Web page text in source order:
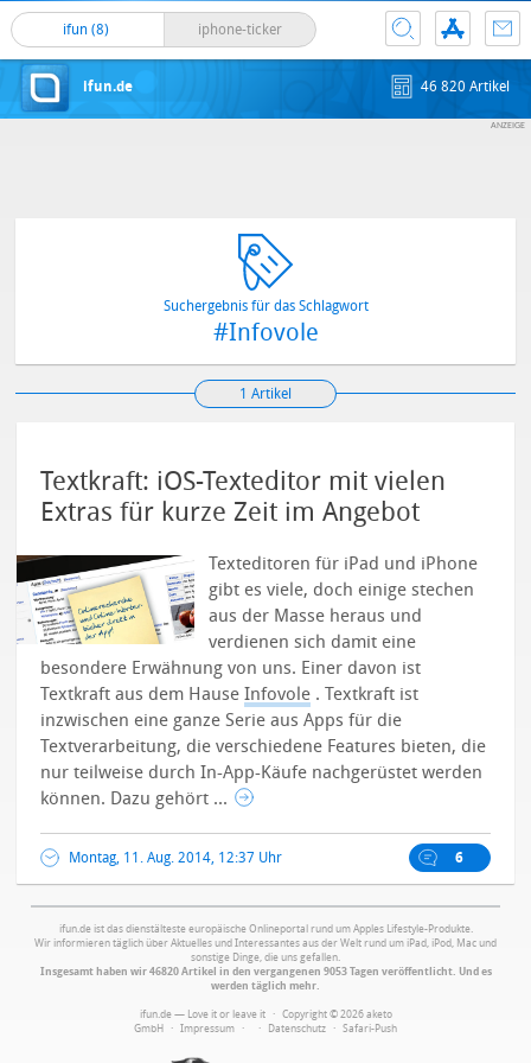
ifun (8) iphone-ticker
ifun.de 46 820 Artikel
Suchergebnis für das Schlagwort
#Infovole
1 Artikel
Textkraft: iOS-Texteditor mit vielen
Extras für kurze Zeit im Angebot
Texteditoren für iPad und iPhone
gibt es viele, doch einige stechen
aus der Masse heraus und
verdienen sich damit eine
besondere Erwähnung von uns. Einer davon ist
Textkraft aus dem HauseInfovole . Textkraft ist
inzwischen eine ganze Serie aus Apps für die
Textverarbeitung, die verschiedene Features bieten, die
nur teilweise durch In-App-Käufe nachgerüstet werden
können. Dazu gehört ...
Montag, 11. Aug. 2014, 12:37 Uhr 6
ifun.de ist das dienstälteste europäische Onlineportal rund um Apples Lifestyle-Produkte.
Wir informieren täglich über Aktuelles und Interessantes aus der Welt rund um iPad, iPod, Mac und
sonstige Dinge, die uns gefallen.
Insgesamt haben wir 46820 Artikel in den vergangenen 9053 Tagen veröffentlicht. Und es
werden täglich mehr.
ifun.de — Love it or leave it · Copyright © 2026 aketo
GmbH · Impressum · · Datenschutz · Safari-Push